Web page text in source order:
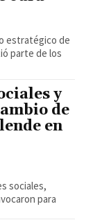
estratégico de
parte de los
y
de
en
sociales,
para